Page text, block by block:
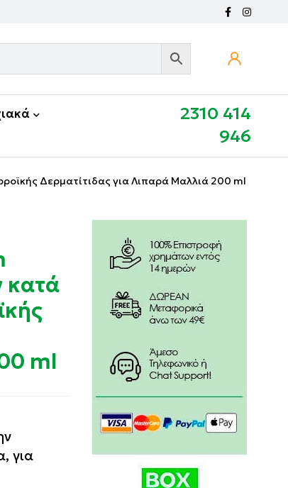
2310 414
946
Δερματίτιδας για Λιπαρά Μαλλιά 200 ml
κατά
ml
για